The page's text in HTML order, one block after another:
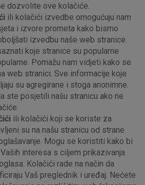
dozvolite ove kolačiće.
ili kolačići izvedbe omogućuju nam
i izvore prometa kako bismo
izvedbu naše web stranice.
koje stranice su popularne
Pomažu nam vidjeti kako se
web stranici. Sve informacije koje
su agregirane i stoga anonimne.
ste posjetili našu stranicu ako ne
ili kolačići koji se koriste za
su na našu stranicu od strane
Mogu se koristiti kako bi
interesa s ciljem prikazivanja
Kolačići rade na način da
Vaš preglednik i uređaj. Nećete